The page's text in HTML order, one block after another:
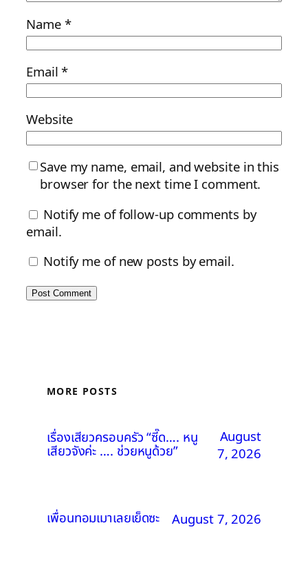
Name *
Email*
Website
Save my name, email, and website in this
browser for the next time I comment.
Notify me of follow-up comments by
email.
Notify me of new posts by email.
MORE POSTS
เรื่องเสียวครอบครัว “ซี๊ด…. หนู
เสียวจังค่ะ …. ช่วยหนูด้วย”
August
7, 2026
เพื่อนทอมเมาเลยเย็ดซะ August 7, 2026